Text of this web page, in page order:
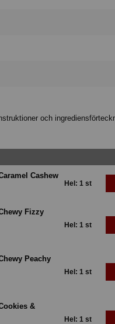
och
Cashew
Hel: 1 st
Fizzy
Hel: 1 st
Peachy
Hel: 1 st
&
Hel: 1 st